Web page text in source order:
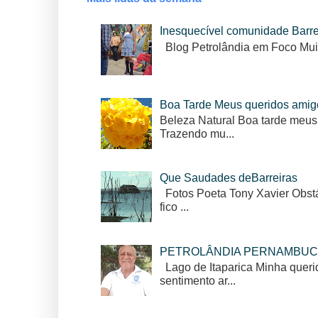
Inesquecível comunidade
Blog Petrolândia em Foco
Boa Tarde Meus queridos
Beleza Natural Boa tarde
Trazendo mu...
Que Saudades deBarreiras
Fotos Poeta Tony Xavier
fico ...
PETROLÂNDIA
Lago de Itaparica Minha
sentimento ar...